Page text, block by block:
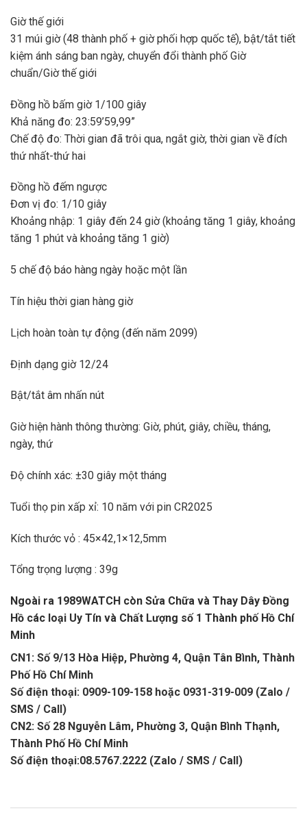
Giờ thế giới
31 múi giờ (48 thành phố + giờ phối hợp quốc tế), bật/tắt tiết
kiệm ánh sáng ban ngày, chuyển đổi thành phố Giờ
chuẩn/Giờ thế giới
Đồng hồ bấm giờ 1/100 giây
Khả năng đo: 23:59’59,99”
Chế độ đo: Thời gian đã trôi qua, ngắt giờ, thời gian về đích
thứ nhất-thứ hai
Đồng hồ đếm ngược
Đơn vị đo: 1/10 giây
Khoảng nhập: 1 giây đến 24 giờ (khoảng tăng 1 giây, khoảng
tăng 1 phút và khoảng tăng 1 giờ)
5 chế độ báo hàng ngày hoặc một lần
Tín hiệu thời gian hàng giờ
Lịch hoàn toàn tự động (đến năm 2099)
Định dạng giờ 12/24
Bật/tắt âm nhấn nút
Giờ hiện hành thông thường: Giờ, phút, giây, chiều, tháng,
ngày, thứ
Độ chính xác: ±30 giây một tháng
Tuổi thọ pin xấp xỉ: 10 năm với pin CR2025
Kích thước vỏ : 45×42,1×12,5mm
Tổng trọng lượng : 39g
Ngoài ra 1989WATCH còn Sửa Chữa và Thay Dây Đồng
Hồ các loại Uy Tín và Chất Lượng số 1 Thành phố Hồ Chí
Minh
CN1: Số 9/13 Hòa Hiệp, Phường 4, Quận Tân Bình, Thành
Phố Hồ Chí Minh
Số điện thoại: 0909-109-158 hoặc 0931-319-009 (Zalo /
SMS / Call)
CN2: Số 28 Nguyễn Lâm, Phường 3, Quận Bình Thạnh,
Thành Phố Hồ Chí Minh
Số điện thoại:08.5767.2222 (Zalo / SMS / Call)